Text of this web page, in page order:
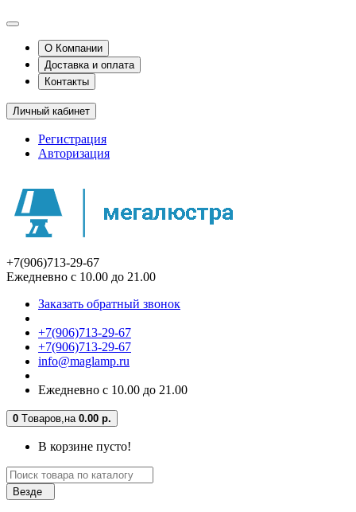
О Компании
Доставка и оплата
Контакты
Личный кабинет
Регистрация
Авторизация
+7(906)713-29-67
Ежедневно с 10.00 до 21.00
Заказать обратный звонок
+7(906)713-29-67
+7(906)713-29-67
info@maglamp.ru
Ежедневно с 10.00 до 21.00
0 Tоваров,на 0.00 р.
В корзине пусто!
Везде